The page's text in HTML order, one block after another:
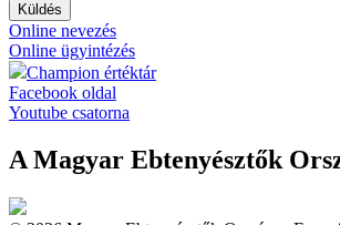
Küldés
Online nevezés
Online ügyintézés
Champion értéktár
Facebook oldal
Youtube csatorna
A Magyar Ebtenyésztők